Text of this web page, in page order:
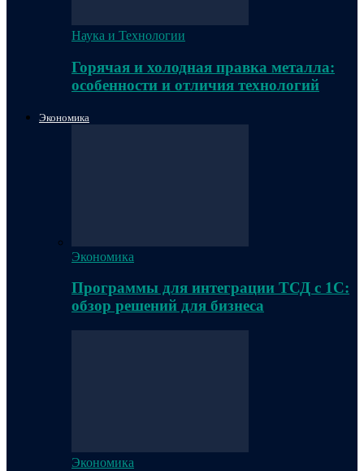
Наука и Технологии
Горячая и холодная правка металла:
особенности и отличия технологий
Экономика
Экономика
Программы для интеграции ТСД с 1С:
обзор решений для бизнеса
Экономика